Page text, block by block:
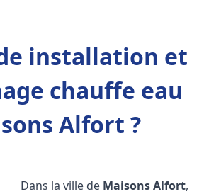
installation et
chauffe eau
Alfort ?
Dans la ville de Maisons Alfort,